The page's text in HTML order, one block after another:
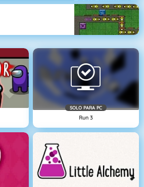
SOLO PARA PC
Run 3